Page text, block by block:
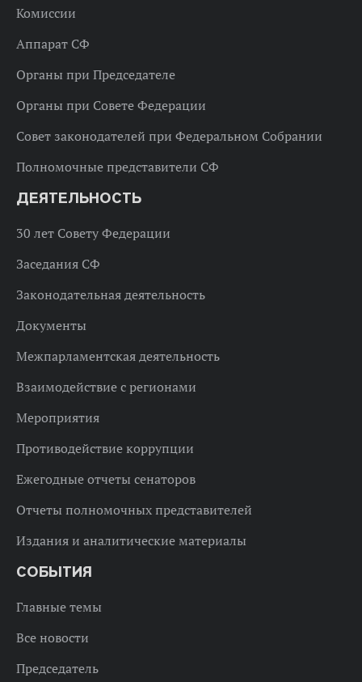
Комиссии
Аппарат СФ
Органы при Председателе
Органы при Совете Федерации
Совет законодателей при Федеральном Собрании
Полномочные представители СФ
ДЕЯТЕЛЬНОСТЬ
30 лет Совету Федерации
Заседания СФ
Законодательная деятельность
Документы
Межпарламентская деятельность
Взаимодействие с регионами
Мероприятия
Противодействие коррупции
Ежегодные отчеты сенаторов
Отчеты полномочных представителей
Издания и аналитические материалы
СОБЫТИЯ
Главные темы
Все новости
Председатель